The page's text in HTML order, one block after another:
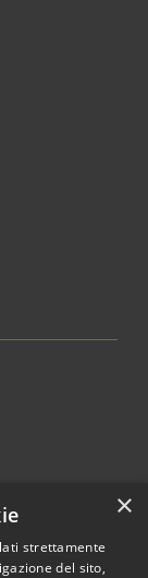
×
strettamente
del sito,